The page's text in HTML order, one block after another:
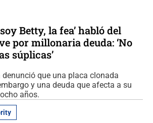
Betty, la fea’ habló del
por millonaria deuda: ‘No
súplicas’
denunció que una placa clonada
y una deuda que afecta a su
años.